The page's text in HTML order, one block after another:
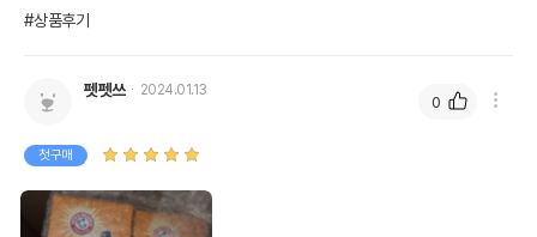
#상품후기
펫펫쓰 2024.01.13
첫구매
0